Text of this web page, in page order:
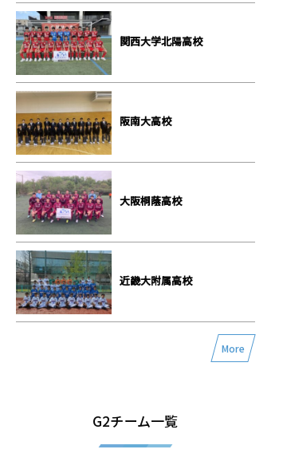
関西大学北陽高校
阪南大高校
大阪桐蔭高校
近畿大附属高校
More
G2チーム一覧